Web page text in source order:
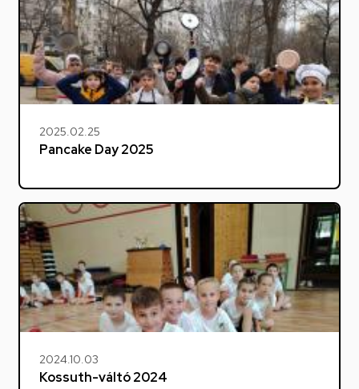
2025.02.25
Pancake Day 2025
2024.10.03
Kossuth-váltó 2024